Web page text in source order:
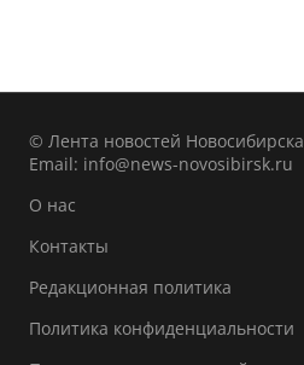
© Лента новостей Новосибирска
Email: info@news-novosibirsk.ru
О нас
Контакты
Редакционная политика
Политика конфиденциальности